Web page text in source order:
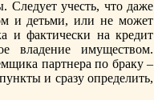
Следует учесть, что даже
и детьми, или не может
и фактически на кредит
владение имуществом.
партнера по браку –
и сразу определить,